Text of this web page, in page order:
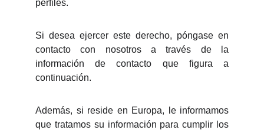
perfiles.
Si desea ejercer este derecho, póngase en
contacto con nosotros a través de la
información de contacto que figura a
continuación.
Además, si reside en Europa, le informamos
que tratamos su información para cumplir los